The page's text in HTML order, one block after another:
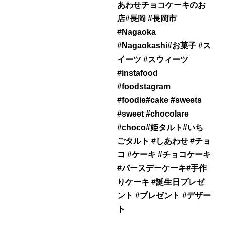
あわせチョコケーキのお
店#長岡 #長岡市
#Nagaoka
#Nagaokashi#お菓子 #ス
イーツ #スウィーツ
#instafood
#foodstagram
#foodie#cake #sweets
#sweet #chocolare
#choco#姫タルト#いち
ごタルト #しあわせ #チョ
コ #ケーキ #チョコケーキ
#バースデーケーキ#手作
りケーキ #誕生日プレゼ
ント #プレゼント #デザー
ト